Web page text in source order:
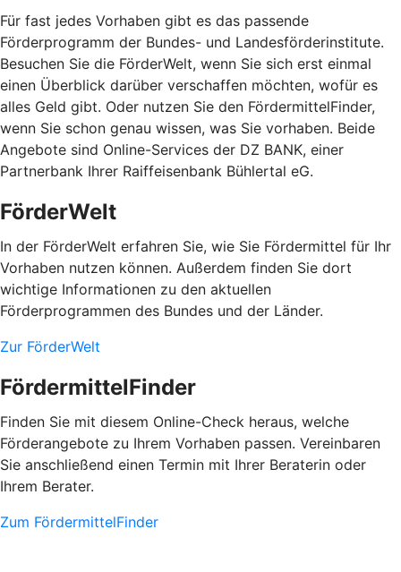
Für fast jedes Vorhaben gibt es das passende
Förderprogramm der Bundes- und Landesförderinstitute.
Besuchen Sie die FörderWelt, wenn Sie sich erst einmal
einen Überblick darüber verschaffen möchten, wofür es
alles Geld gibt. Oder nutzen Sie den FördermittelFinder,
wenn Sie schon genau wissen, was Sie vorhaben. Beide
Angebote sind Online-Services der DZ BANK, einer
Partnerbank Ihrer Raiffeisenbank Bühlertal eG.
FörderWelt
In der FörderWelt erfahren Sie, wie Sie Fördermittel für Ihr
Vorhaben nutzen können. Außerdem finden Sie dort
wichtige Informationen zu den aktuellen
Förderprogrammen des Bundes und der Länder.
Zur FörderWelt
FördermittelFinder
Finden Sie mit diesem Online-Check heraus, welche
Förderangebote zu Ihrem Vorhaben passen. Vereinbaren
Sie anschließend einen Termin mit Ihrer Beraterin oder
Ihrem Berater.
Zum FördermittelFinder